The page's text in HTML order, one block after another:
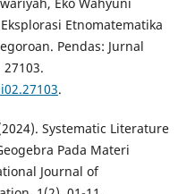
Etnomatematika
Pendas: Jurnal
.
Systematic Literature
Pada Materi
Journal of